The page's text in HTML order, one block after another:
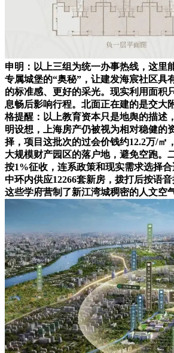
申明：以上三组为统一办事热线，这里
专属城堡的“奥秘”，让建发海宸社区具
的标准感、更好的采光。现实利用面积
息畅后影响行程。北面正在建的是交大
格提醒：以上教育资本只是地舆的描述
明设想，上海房产仍被视为相对稳健的
择，项目这批次的过会价钱约12.2万/㎡
大规模财产园区的落户地，避免空跑。
按1%征收，连系政策和现实需求选择
中环内供应12266套新房，拨打后按语
这些学府营制了新江湾城稠密的人文空